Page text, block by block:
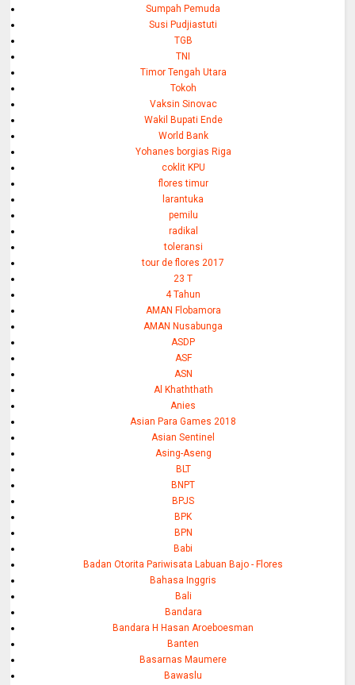
Sumpah Pemuda
Susi Pudjiastuti
TGB
TNI
Timor Tengah Utara
Tokoh
Vaksin Sinovac
Wakil Bupati Ende
World Bank
Yohanes borgias Riga
coklit KPU
flores timur
larantuka
pemilu
radikal
toleransi
tour de flores 2017
23 T
4 Tahun
AMAN Flobamora
AMAN Nusabunga
ASDP
ASF
ASN
Al Khaththath
Anies
Asian Para Games 2018
Asian Sentinel
Asing-Aseng
BLT
BNPT
BPJS
BPK
BPN
Babi
Badan Otorita Pariwisata Labuan Bajo - Flores
Bahasa Inggris
Bali
Bandara
Bandara H Hasan Aroeboesman
Banten
Basarnas Maumere
Bawaslu